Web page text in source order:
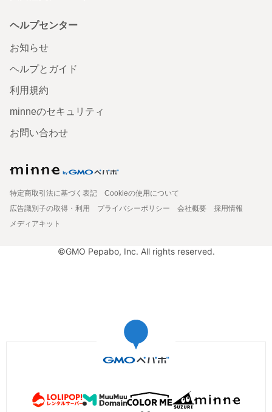
ヘルプセンター
お知らせ
ヘルプとガイド
利用規約
minneのセキュリティ
お問い合わせ
特定商取引法に基づく表記
Cookieの使用について
広告識別子の取得・利用
プライバシーポリシー 会社概要
採用情報
メディアキット
©GMO Pepabo, Inc. All rights reserved.